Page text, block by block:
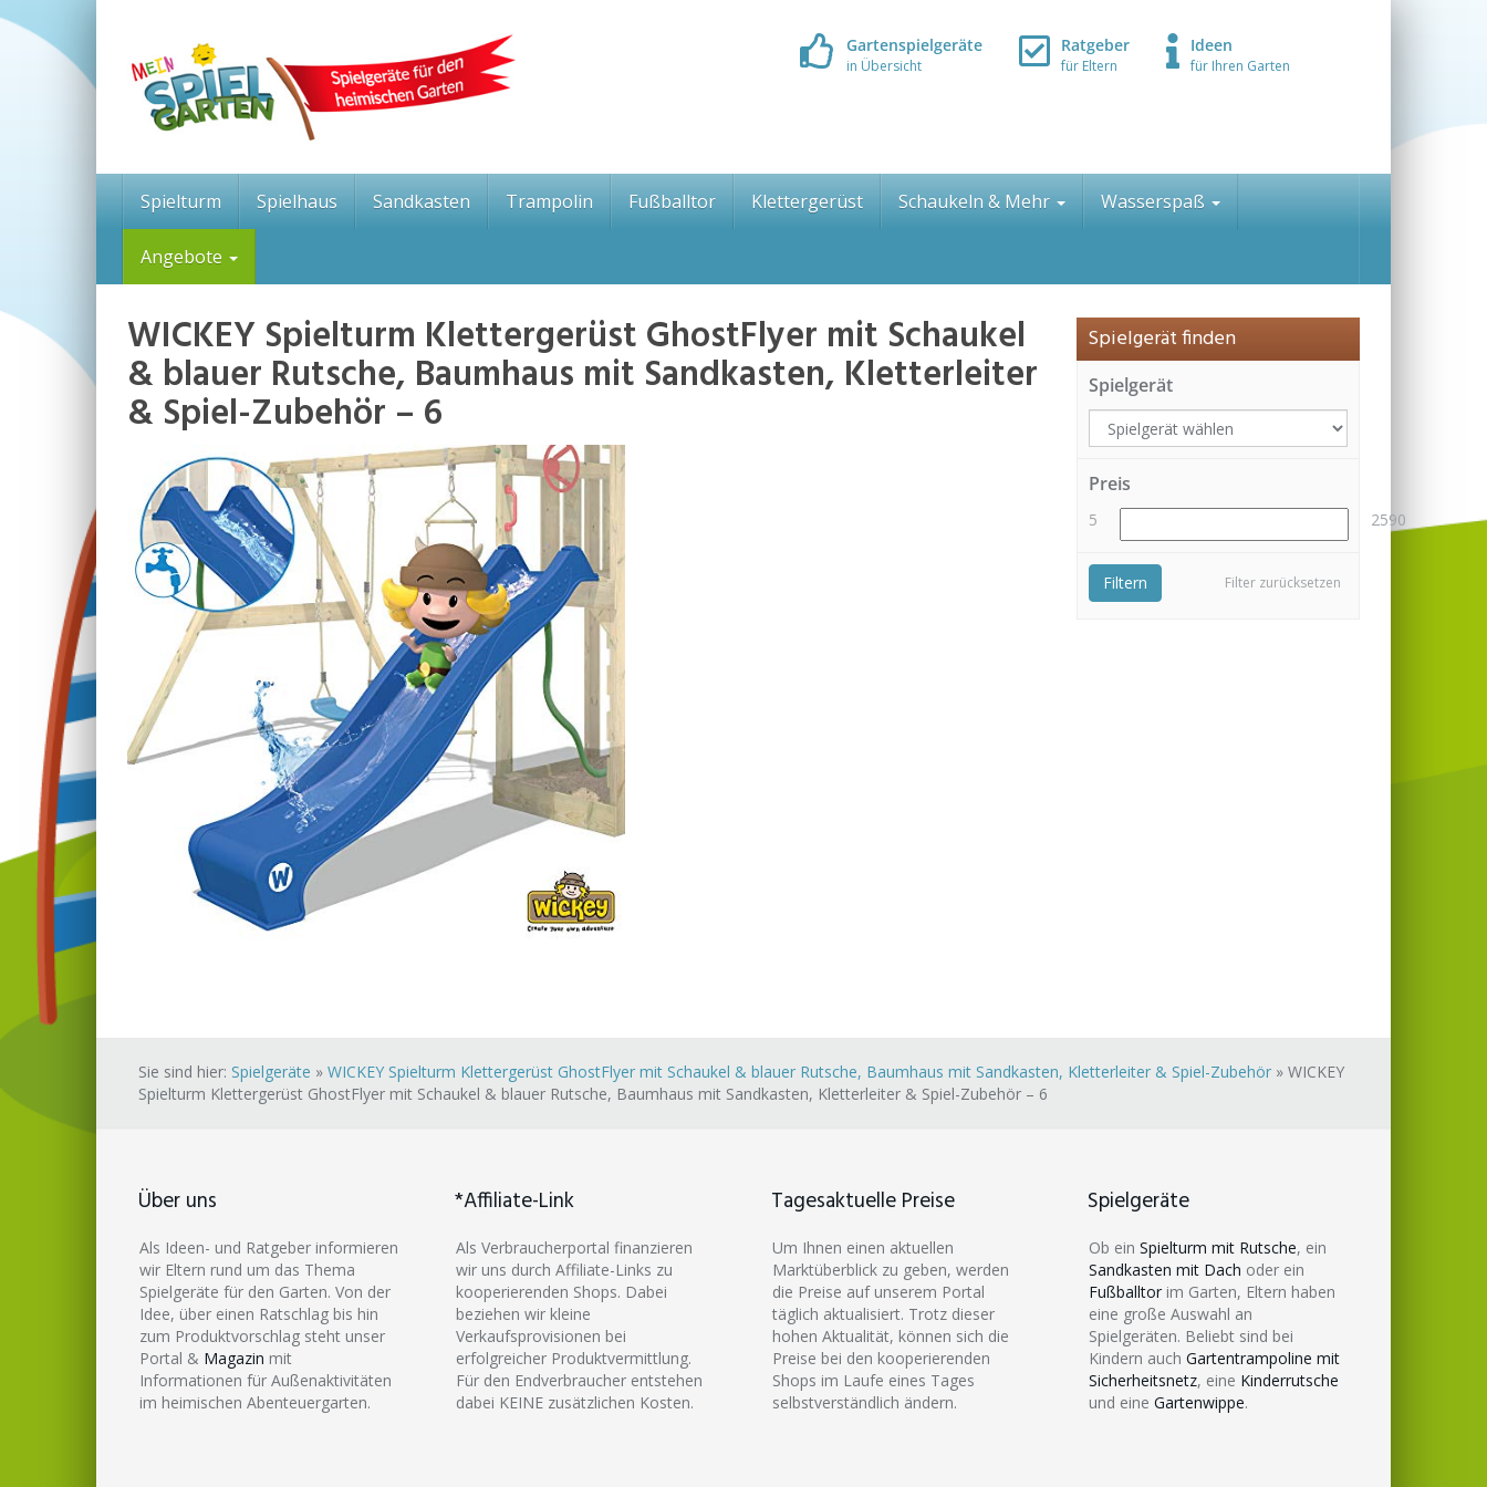
Skip
Gartenspielgeräte
in Übersicht
Ratgeber
für Eltern
Ideen
für Ihren Garten
Spielturm Spielhaus Sandkasten Trampolin Fußballtor Klettergerüst Schaukeln & Mehr Wasserspaß
Angebote
WICKEY Spielturm Klettergerüst GhostFlyer mit Schaukel
& blauer Rutsche, Baumhaus mit Sandkasten, Kletterleiter
& Spiel-Zubehör – 6
Spielgerät finden
Spielgerät
Preis
5 2590
Filter zurücksetzen
Filtern
Sie sind hier: Spielgeräte » WICKEY Spielturm Klettergerüst GhostFlyer mit Schaukel & blauer Rutsche, Baumhaus mit Sandkasten, Kletterleiter & Spiel-Zubehör » WICKEY
Spielturm Klettergerüst GhostFlyer mit Schaukel & blauer Rutsche, Baumhaus mit Sandkasten, Kletterleiter & Spiel-Zubehör – 6
Über uns
Als Ideen- und Ratgeber informieren
wir Eltern rund um das Thema
Spielgeräte für den Garten. Von der
Idee, über einen Ratschlag bis hin
zum Produktvorschlag steht unser
Portal & Magazin mit
Informationen für Außenaktivitäten
im heimischen Abenteuergarten.
*Affiliate-Link
Als Verbraucherportal finanzieren
wir uns durch Affiliate-Links zu
kooperierenden Shops. Dabei
beziehen wir kleine
Verkaufsprovisionen bei
erfolgreicher Produktvermittlung.
Für den Endverbraucher entstehen
dabei KEINE zusätzlichen Kosten.
Tagesaktuelle Preise
Um Ihnen einen aktuellen
Marktüberblick zu geben, werden
die Preise auf unserem Portal
täglich aktualisiert. Trotz dieser
hohen Aktualität, können sich die
Preise bei den kooperierenden
Shops im Laufe eines Tages
selbstverständlich ändern.
Spielgeräte
Ob ein Spielturm mit Rutsche, ein
Sandkasten mit Dach oder ein
Fußballtor im Garten, Eltern haben
eine große Auswahl an
Spielgeräten. Beliebt sind bei
Kindern auch Gartentrampoline mit
Sicherheitsnetz, eine Kinderrutsche
und eine Gartenwippe.